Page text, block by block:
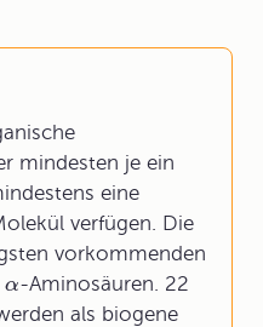
mindesten je ein
eine
verfügen. Die
vorkommenden
α-Aminosäuren. 22
als biogene